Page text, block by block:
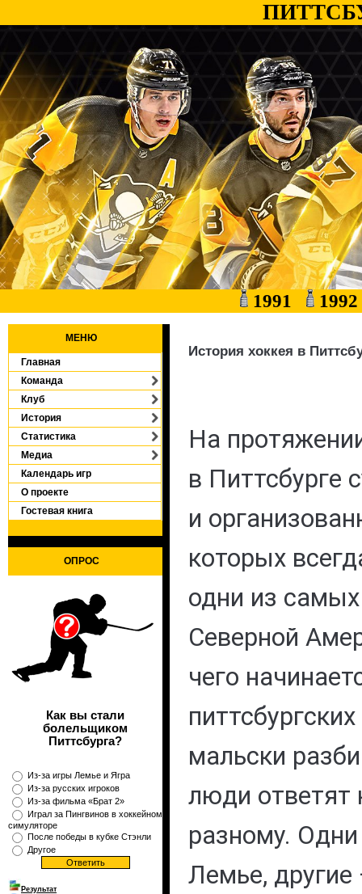
1991
МЕНЮ
Главная
Команда
Клуб
История
Статистика
Медиа
Календарь игр
О проекте
Гостевая книга
ОПРОС
Как вы стали
болельщиком
Питтсбурга?
Из-за игры Лемье и Ягра
Из-за русских игроков
Из-за фильма «Брат 2»
Играл за Пингвинов в хоккейном
симуляторе
После победы в кубке Стэнли
Другое
Результат
История хоккея в
На
в Питтсбурге
и
которых
одни из
Северной
чего
мальски
люди ответят
разному.
Лемье,